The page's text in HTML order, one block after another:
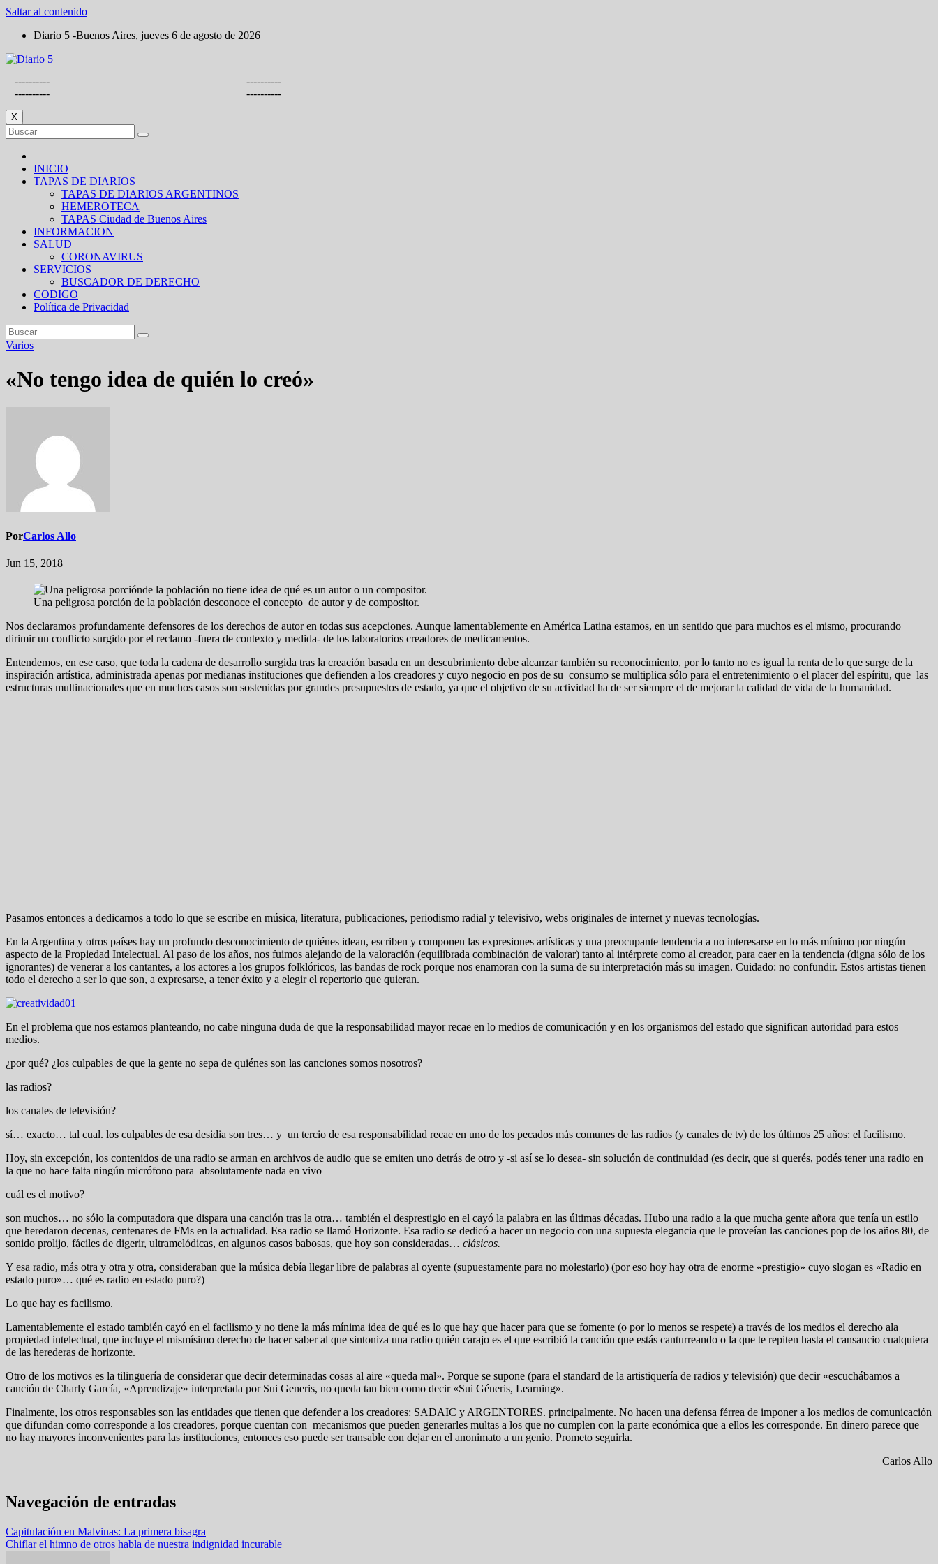
Saltar al contenido
Diario 5 -Buenos Aires, jueves 6 de agosto de 2026
----------
----------
----------
----------
X
INICIO
TAPAS DE DIARIOS
TAPAS DE DIARIOS ARGENTINOS
HEMEROTECA
TAPAS Ciudad de Buenos Aires
INFORMACION
SALUD
CORONAVIRUS
SERVICIOS
BUSCADOR DE DERECHO
CODIGO
Política de Privacidad
Varios
«No tengo idea de quién lo creó»
PorCarlos Allo
Jun 15, 2018
Una peligrosa porción de la población desconoce el concepto de autor y de compositor.
Nos declaramos profundamente defensores de los derechos de autor en todas sus acepciones. Aunque lamentablemente en América Latina estamos, en un sentido que para muchos es el mismo, procurando
dirimir un conflicto surgido por el reclamo -fuera de contexto y medida- de los laboratorios creadores de medicamentos.
Entendemos, en ese caso, que toda la cadena de desarrollo surgida tras la creación basada en un descubrimiento debe alcanzar también su reconocimiento, por lo tanto no es igual la renta de lo que surge de la
inspiración artística, administrada apenas por medianas instituciones que defienden a los creadores y cuyo negocio en pos de su consumo se multiplica sólo para el entretenimiento o el placer del espíritu, que las
estructuras multinacionales que en muchos casos son sostenidas por grandes presupuestos de estado, ya que el objetivo de su actividad ha de ser siempre el de mejorar la calidad de vida de la humanidad.
Pasamos entonces a dedicarnos a todo lo que se escribe en música, literatura, publicaciones, periodismo radial y televisivo, webs originales de internet y nuevas tecnologías.
En la Argentina y otros países hay un profundo desconocimiento de quiénes idean, escriben y componen las expresiones artísticas y una preocupante tendencia a no interesarse en lo más mínimo por ningún
aspecto de la Propiedad Intelectual. Al paso de los años, nos fuimos alejando de la valoración (equilibrada combinación de valorar) tanto al intérprete como al creador, para caer en la tendencia (digna sólo de los
ignorantes) de venerar a los cantantes, a los actores a los grupos folklóricos, las bandas de rock porque nos enamoran con la suma de su interpretación más su imagen. Cuidado: no confundir. Estos artistas tienen
todo el derecho a ser lo que son, a expresarse, a tener éxito y a elegir el repertorio que quieran.
En el problema que nos estamos planteando, no cabe ninguna duda de que la responsabilidad mayor recae en lo medios de comunicación y en los organismos del estado que significan autoridad para estos
medios.
¿por qué? ¿los culpables de que la gente no sepa de quiénes son las canciones somos nosotros?
las radios?
los canales de televisión?
sí… exacto… tal cual. los culpables de esa desidia son tres… y un tercio de esa responsabilidad recae en uno de los pecados más comunes de las radios (y canales de tv) de los últimos 25 años: el facilismo.
Hoy, sin excepción, los contenidos de una radio se arman en archivos de audio que se emiten uno detrás de otro y -si así se lo desea- sin solución de continuidad (es decir, que si querés, podés tener una radio en
la que no hace falta ningún micrófono para absolutamente nada en vivo
cuál es el motivo?
son muchos… no sólo la computadora que dispara una canción tras la otra… también el desprestigio en el cayó la palabra en las últimas décadas. Hubo una radio a la que mucha gente añora que tenía un estilo
que heredaron decenas, centenares de FMs en la actualidad. Esa radio se llamó Horizonte. Esa radio se dedicó a hacer un negocio con una supuesta elegancia que le proveían las canciones pop de los años 80, de
sonido prolijo, fáciles de digerir, ultramelódicas, en algunos casos babosas, que hoy son consideradas… clásicos.
Y esa radio, más otra y otra y otra, consideraban que la música debía llegar libre de palabras al oyente (supuestamente para no molestarlo) (por eso hoy hay otra de enorme «prestigio» cuyo slogan es «Radio en
estado puro»… qué es radio en estado puro?)
Lo que hay es facilismo.
Lamentablemente el estado también cayó en el facilismo y no tiene la más mínima idea de qué es lo que hay que hacer para que se fomente (o por lo menos se respete) a través de los medios el derecho ala
propiedad intelectual, que incluye el mismísimo derecho de hacer saber al que sintoniza una radio quién carajo es el que escribió la canción que estás canturreando o la que te repiten hasta el cansancio cualquiera
de las herederas de horizonte.
Otro de los motivos es la tilinguería de considerar que decir determinadas cosas al aire «queda mal». Porque se supone (para el standard de la artistiquería de radios y televisión) que decir «escuchábamos a
canción de Charly García, «Aprendizaje» interpretada por Sui Generis, no queda tan bien como decir «Sui Géneris, Learning».
Finalmente, los otros responsables son las entidades que tienen que defender a los creadores: SADAIC y ARGENTORES. principalmente. No hacen una defensa férrea de imponer a los medios de comunicación
que difundan como corresponde a los creadores, porque cuentan con mecanismos que pueden generarles multas a los que no cumplen con la parte económica que a ellos les corresponde. En dinero parece que
no hay mayores inconvenientes para las instituciones, entonces eso puede ser transable con dejar en el anonimato a un genio. Prometo seguirla.
Carlos Allo
Navegación de entradas
Capitulación en Malvinas: La primera bisagra
Chiflar el himno de otros habla de nuestra indignidad incurable